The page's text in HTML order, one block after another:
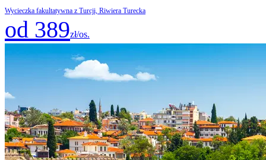
Wycieczka fakultatywna z Turcji, Riwiera Turecka
od 389zł/os.